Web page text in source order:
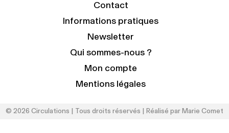
Contact
Informations pratiques
Newsletter
Qui sommes-nous ?
Mon compte
Mentions légales
© 2026 Circulations | Tous droits réservés | Réalisé par Marie Comet